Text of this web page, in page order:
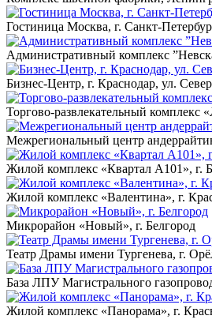
Гостиница Москва, г. Санкт-
Административный комплекс
Бизнес-Центр, г. Краснодар, ул.
Торгово-развлекательный комплекс
Межрегиональный центр
Жилой комплекс «Квартал А101», г.
Жилой комплекс «Валентина», г.
Микрорайон «Новый», г. Белгород
Театр Драмы имени Тургенева, г.
База ЛПУ Магистрального
Жилой комплекс «Панорама», г.